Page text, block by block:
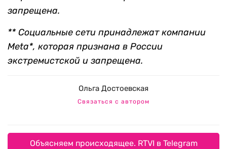
запрещена.
** Социальные сети принадлежат компании
Meta*, которая признана в России
экстремистской и запрещена.
Ольга Достоевская
Связаться с автором
Объясняем происходящее. RTVI в Telegram